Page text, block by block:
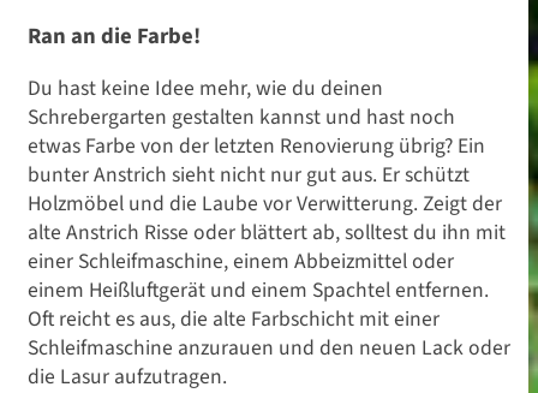
Ran an die Farbe!
Du hast keine Idee mehr, wie du deinen
Schrebergarten gestalten kannst und hast noch
etwas Farbe von der letzten Renovierung übrig? Ein
bunter Anstrich sieht nicht nur gut aus. Er schützt
Holzmöbel und die Laube vor Verwitterung. Zeigt der
alte Anstrich Risse oder blättert ab, solltest du ihn mit
einer Schleifmaschine, einem Abbeizmittel oder
einem Heißluftgerät und einem Spachtel entfernen.
Oft reicht es aus, die alte Farbschicht mit einer
Schleifmaschine anzurauen und den neuen Lack oder
die Lasur aufzutragen.